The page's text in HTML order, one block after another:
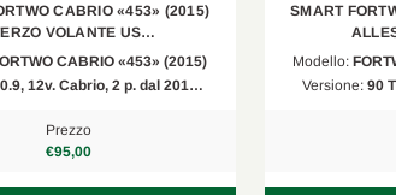
CABRIO «453» (2015)
VOLANTE US…
CABRIO «453» (2015)
0.9, 12v. Cabrio, 2 p. dal 201…
Prezzo
€95,00
SMART
Modello:
Versione: 90